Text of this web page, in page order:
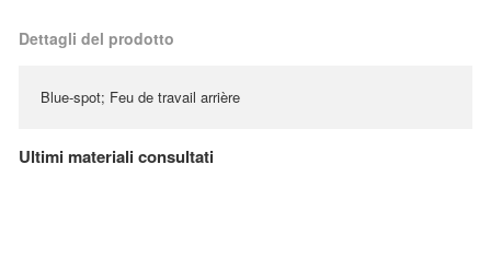
Dettagli del prodotto
Blue-spot; Feu de travail arrière
Ultimi materiali consultati